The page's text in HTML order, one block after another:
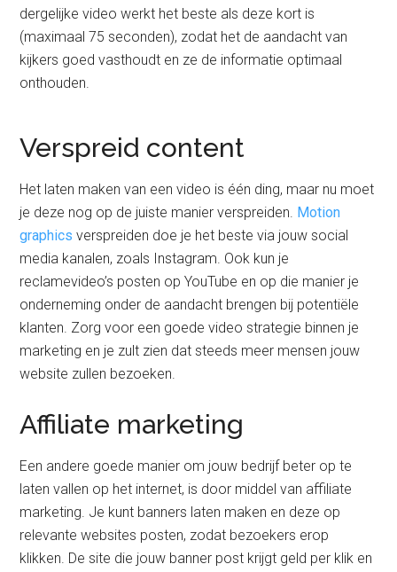
dergelijke video werkt het beste als deze kort is
(maximaal 75 seconden), zodat het de aandacht van
kijkers goed vasthoudt en ze de informatie optimaal
onthouden.
Verspreid content
Het laten maken van een video is één ding, maar nu moet
je deze nog op de juiste manier verspreiden. Motion
graphics verspreiden doe je het beste via jouw social
media kanalen, zoals Instagram. Ook kun je
reclamevideo’s posten op YouTube en op die manier je
onderneming onder de aandacht brengen bij potentiële
klanten. Zorg voor een goede video strategie binnen je
marketing en je zult zien dat steeds meer mensen jouw
website zullen bezoeken.
Affiliate marketing
Een andere goede manier om jouw bedrijf beter op te
laten vallen op het internet, is door middel van affiliate
marketing. Je kunt banners laten maken en deze op
relevante websites posten, zodat bezoekers erop
klikken. De site die jouw banner post krijgt geld per klik en